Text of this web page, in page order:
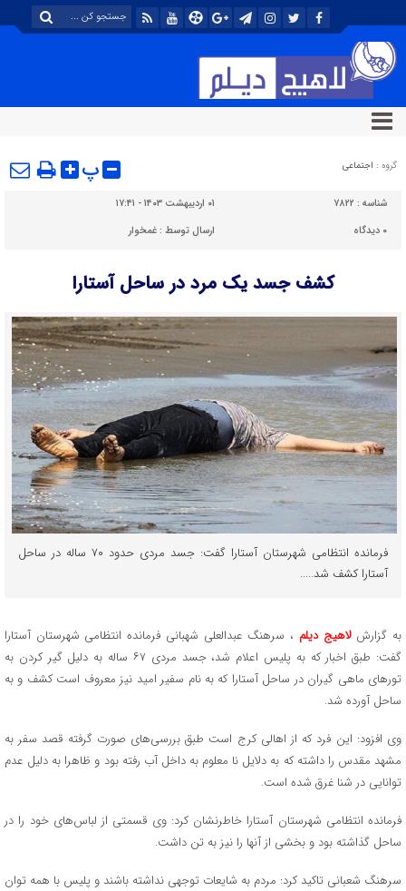
گروه : اجتماعی پ
شناسه : ۷۸۲۲
۰۱ اردیبهشت ۱۴۰۳ - ۱۷:۴۱
۰ دیدگاه ارسال توسط :غمخوار
کشف جسد یک مرد در ساحل آستارا
فرمانده انتظامی شهرستان آستارا گفت: جسد مردی حدود ۷۰ ساله در ساحل
آستارا کشف شد.....
به گزارشلاهیج دیلم ، سرهنگ عبدالعلی شهبانی فرمانده انتظامی شهرستان آستارا
گفت: طبق اخبار که به پلیس اعلام شد، جسد مردی ۶۷ ساله به دلیل گیر کردن به
تور‌های ماهی گیران در ساحل آستارا که به نام سفیر امید نیز معروف است کشف و به
ساحل آورده شد.
وی افزود: این فرد که از اهالی کرج است طبق بررسی‌های صورت گرفته قصد سفر به
مشهد مقدس را داشته که به دلایل نا معلوم به داخل آب رفته بود و ظاهرا به دلیل عدم
توانایی در شنا غرق شده است.
فرمانده انتظامی شهرستان آستارا خاطرنشان کرد: وی قسمتی از لباس‌های خود را در
ساحل گذاشته بود و بخشی از آنها را نیز به تن داشت.
سرهنگ شعبانی تاکید کرد: مردم به شایعات توجهی نداشته باشند و پلیس با همه توان